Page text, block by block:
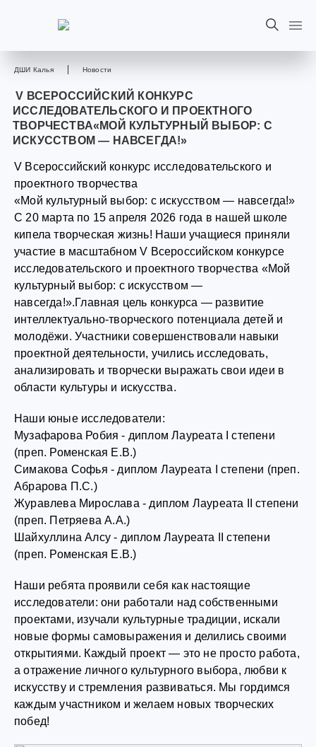
ДШИ Калья Новости
V ВСЕРОССИЙСКИЙ КОНКУРС
ИССЛЕДОВАТЕЛЬСКОГО И ПРОЕКТНОГО
ТВОРЧЕСТВА«МОЙ КУЛЬТУРНЫЙ ВЫБОР: С
ИСКУССТВОМ — НАВСЕГДА!»
V Всероссийский конкурс исследовательского и
проектного творчества
«Мой культурный выбор: с искусством — навсегда!»
С 20 марта по 15 апреля 2026 года в нашей школе
кипела творческая жизнь! Наши учащиеся приняли
участие в масштабном V Всероссийском конкурсе
исследовательского и проектного творчества «Мой
культурный выбор: с искусством —
навсегда!».Главная цель конкурса — развитие
интеллектуально-творческого потенциала детей и
молодёжи. Участники совершенствовали навыки
проектной деятельности, учились исследовать,
анализировать и творчески выражать свои идеи в
области культуры и искусства.
Наши юные исследователи:
Музафарова Робия - диплом Лауреата I степени
(преп. Роменская Е.В.)
Симакова Софья - диплом Лауреата I степени (преп.
Абрарова П.С.)
Журавлева Мирослава - диплом Лауреата II степени
(преп. Петряева А.А.)
Шайхуллина Алсу - диплом Лауреата II степени
(преп. Роменская Е.В.)
Наши ребята проявили себя как настоящие
исследователи: они работали над собственными
проектами, изучали культурные традиции, искали
новые формы самовыражения и делились своими
открытиями. Каждый проект — это не просто работа,
а отражение личного культурного выбора, любви к
искусству и стремления развиваться. Мы гордимся
каждым участником и желаем новых творческих
побед!